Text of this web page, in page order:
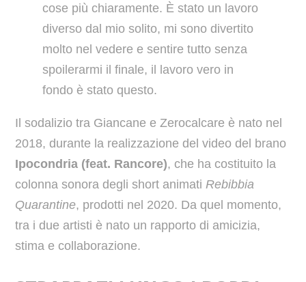
cose più chiaramente. È stato un lavoro
diverso dal mio solito, mi sono divertito
molto nel vedere e sentire tutto senza
spoilerarmi il finale, il lavoro vero in
fondo è stato questo.
Il sodalizio tra Giancane e Zerocalcare è nato nel
2018, durante la realizzazione del video del brano
Ipocondria (feat. Rancore), che ha costituito la
colonna sonora degli short animati Rebibbia
Quarantine, prodotti nel 2020. Da quel momento,
tra i due artisti è nato un rapporto di amicizia,
stima e collaborazione.